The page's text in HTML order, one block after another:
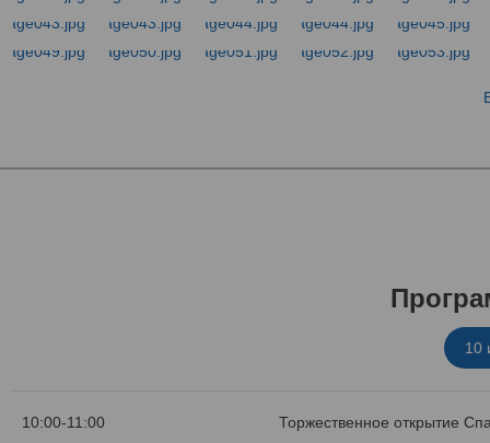
10
10:00-11:00 Торжественное открытие